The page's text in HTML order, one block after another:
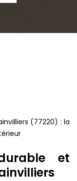
(77220) : la
et